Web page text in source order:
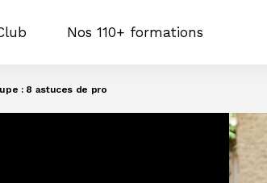
Nos 110+ formations
: 8 astuces de pro